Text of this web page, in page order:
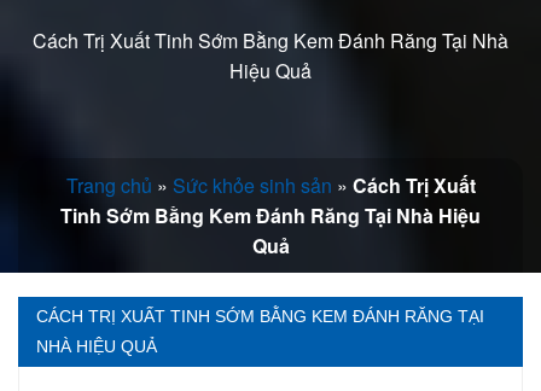
Cách Trị Xuất Tinh Sớm Bằng Kem Đánh Răng Tại Nhà
Hiệu Quả
Trang chủ » Sức khỏe sinh sản » Cách Trị Xuất
Tinh Sớm Bằng Kem Đánh Răng Tại Nhà Hiệu
Quả
CÁCH TRỊ XUẤT TINH SỚM BẰNG KEM ĐÁNH RĂNG TẠI
NHÀ HIỆU QUẢ